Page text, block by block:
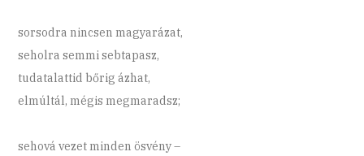
sorsodra nincsen magyarázat,
seholra semmi sebtapasz,
tudatalattid bőrig ázhat,
elmúltál, mégis megmaradsz;
sehová vezet minden ösvény –